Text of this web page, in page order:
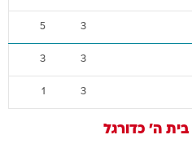
3
5
3
3
3
1
בית ה' כדורגל